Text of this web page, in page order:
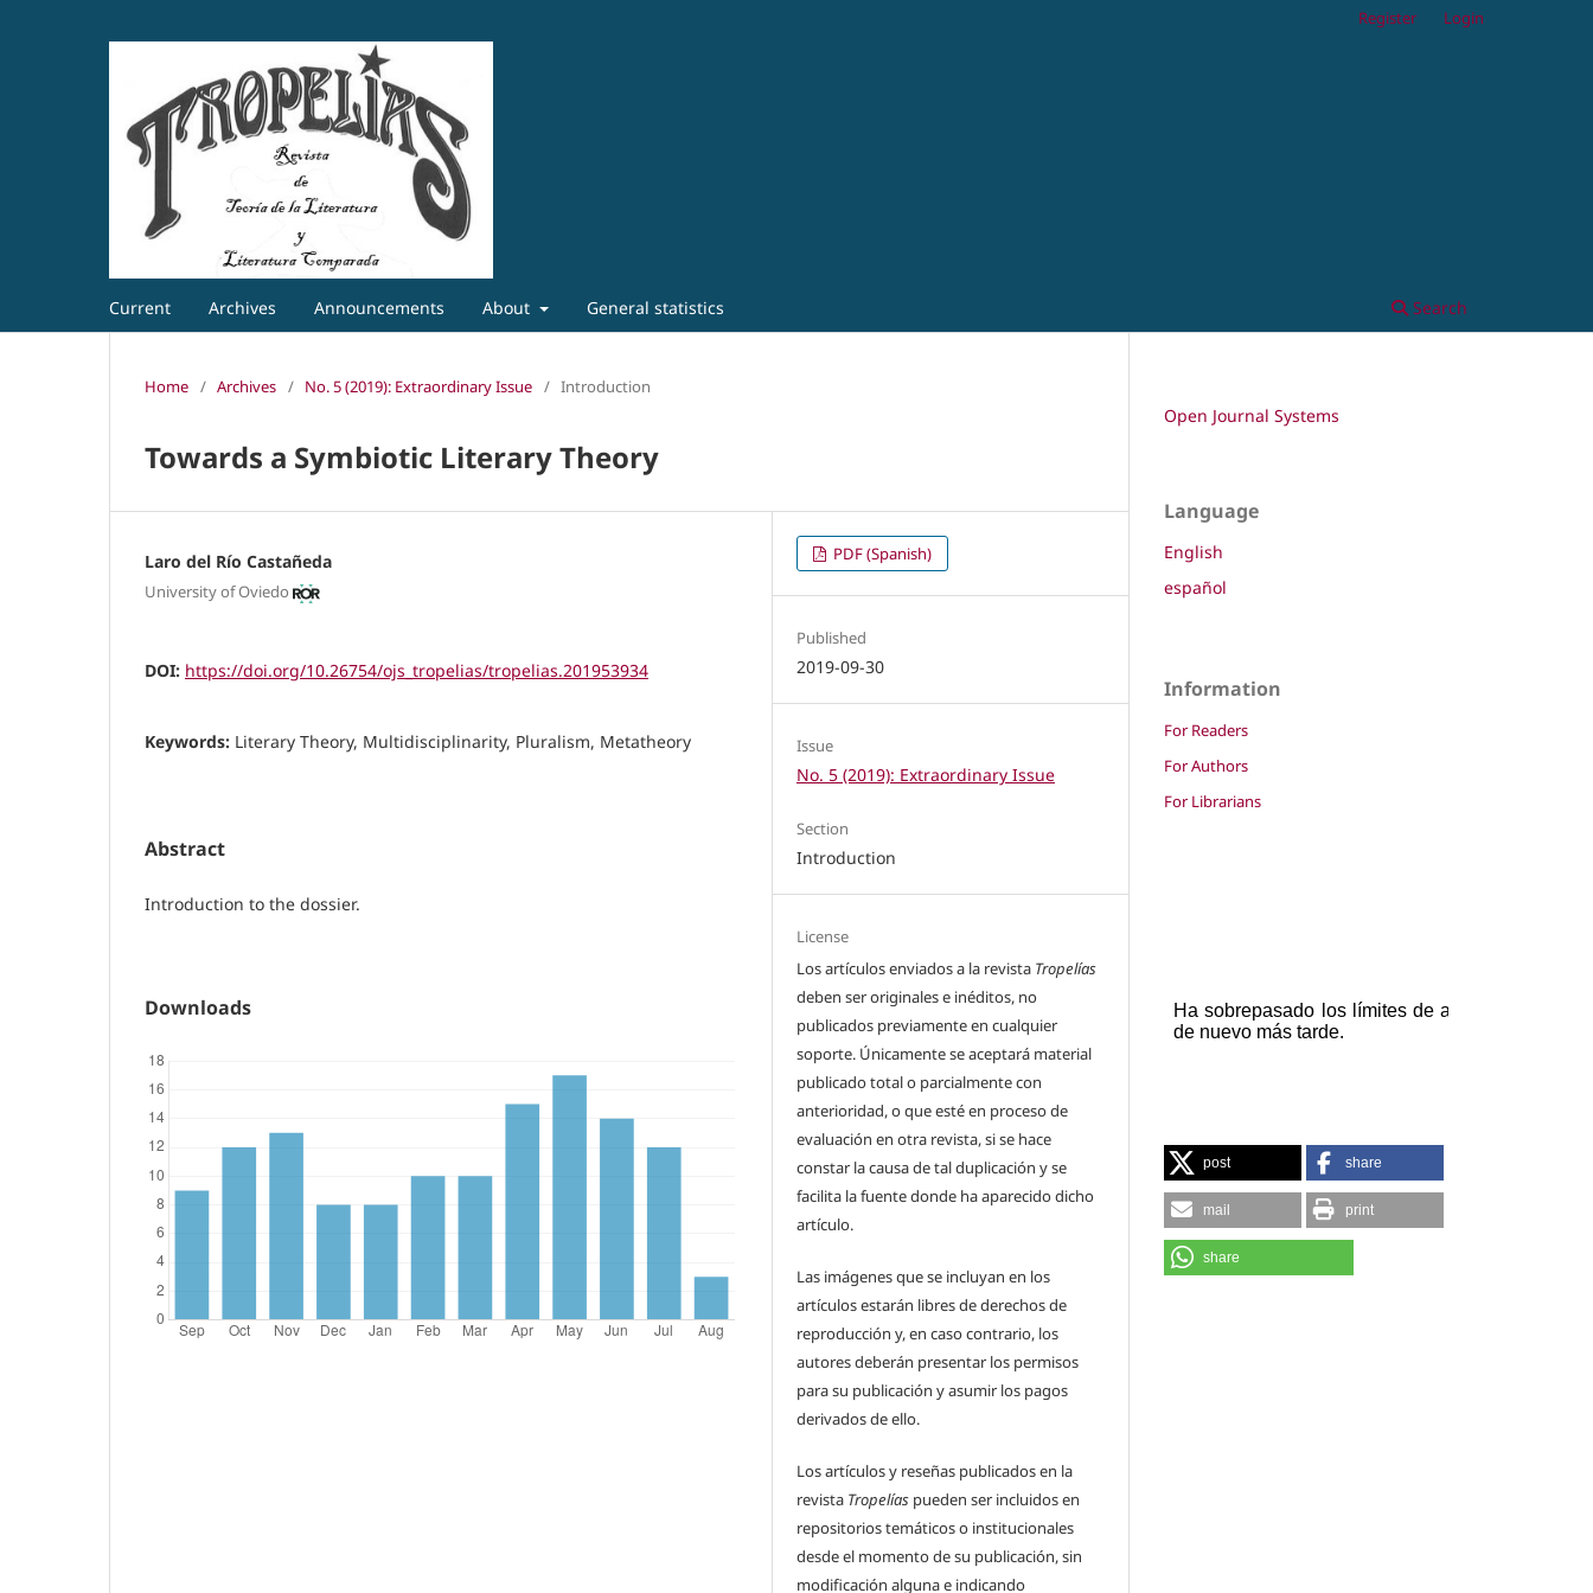
Current Archives Announcements About General statistics Search
Register Login
Home / Archives / No. 5 (2019): Extraordinary Issue / Introduction
Towards a Symbiotic Literary Theory
Laro del Río Castañeda
University of Oviedo
DOI: https://doi.org/10.26754/ojs_tropelias/tropelias.201953934
Keywords: Literary Theory, Multidisciplinarity, Pluralism, Metatheory
Abstract
Introduction to the dossier.
Downloads
PDF (Spanish)
Published
2019-09-30
Issue
No. 5 (2019): Extraordinary Issue
Section
Introduction
License
Los artículos enviados a la revista Tropelías
deben ser originales e inéditos, no
publicados previamente en cualquier
soporte. Únicamente se aceptará material
publicado total o parcialmente con
anterioridad, o que esté en proceso de
evaluación en otra revista, si se hace
constar la causa de tal duplicación y se
facilita la fuente donde ha aparecido dicho
artículo.
Las imágenes que se incluyan en los
artículos estarán libres de derechos de
reproducción y, en caso contrario, los
autores deberán presentar los permisos
para su publicación y asumir los pagos
derivados de ello.
Los artículos y reseñas publicados en la
revista Tropelías pueden ser incluidos en
repositorios temáticos o institucionales
desde el momento de su publicación, sin
modificación alguna e indicando
Open Journal Systems
Language
English
español
Information
For Readers
For Authors
For Librarians
post share
mail print
share